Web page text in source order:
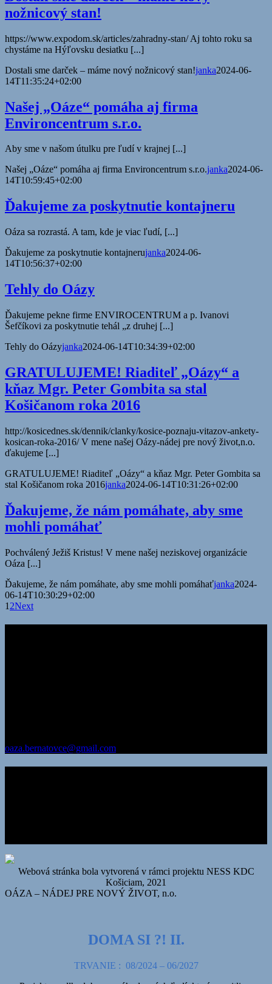
nožnicový stan!
https://www.expodom.sk/articles/zahradny-stan/ Aj tohto roku sa
chystáme na Hýľovsku desiatku [...]
Dostali sme darček – máme nový nožnicový stan!janka2024-06-
14T11:35:24+02:00
Našej „Oáze“ pomáha aj firma
Environcentrum s.r.o.
Aby sme v našom útulku pre ľudí v krajnej [...]
Našej „Oáze“ pomáha aj firma Environcentrum s.r.o.janka2024-06-
14T10:59:45+02:00
Ďakujeme za poskytnutie kontajneru
Oáza sa rozrastá. A tam, kde je viac ľudí, [...]
Ďakujeme za poskytnutie kontajnerujanka2024-06-
14T10:56:37+02:00
Tehly do Oázy
Ďakujeme pekne firme ENVIROCENTRUM a p. Ivanovi
Šefčíkovi za poskytnutie tehál „z druhej [...]
Tehly do Oázyjanka2024-06-14T10:34:39+02:00
GRATULUJEME! Riaditeľ „Oázy“ a
kňaz Mgr. Peter Gombita sa stal
Košičanom roka 2016
http://kosicednes.sk/dennik/clanky/kosice-poznaju-vitazov-ankety-
kosican-roka-2016/ V mene našej Oázy-nádej pre nový život,n.o.
ďakujeme [...]
GRATULUJEME! Riaditeľ „Oázy“ a kňaz Mgr. Peter Gombita sa
stal Košičanom roka 2016janka2024-06-14T10:31:26+02:00
Ďakujeme, že nám pomáhate, aby sme
mohli pomáhať
Pochválený Ježiš Kristus! V mene našej neziskovej organizácie
Oáza [...]
Ďakujeme, že nám pomáhate, aby sme mohli pomáhaťjanka2024-
06-14T10:30:29+02:00
1 2Next
oaza.bernatovce@gmail.com
Webová stránka bola vytvorená v rámci projektu NESS KDC
Košiciam, 2021
OÁZA – NÁDEJ PRE NOVÝ ŽIVOT, n.o.
DOMA SI ?! II.
TRVANIE : 08/2024 – 06/2027